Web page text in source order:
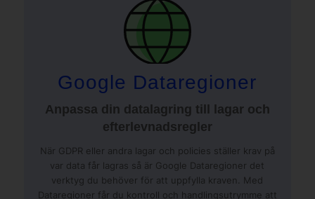
Google Dataregioner
Anpassa din datalagring till lagar och
efterlevnadsregler
När GDPR eller andra lagar och policies ställer krav på
var data får lagras så är Google Dataregioner det
verktyg du behöver för att uppfylla kraven. Med
Dataregioner får du kontroll och handlingsutrymme att